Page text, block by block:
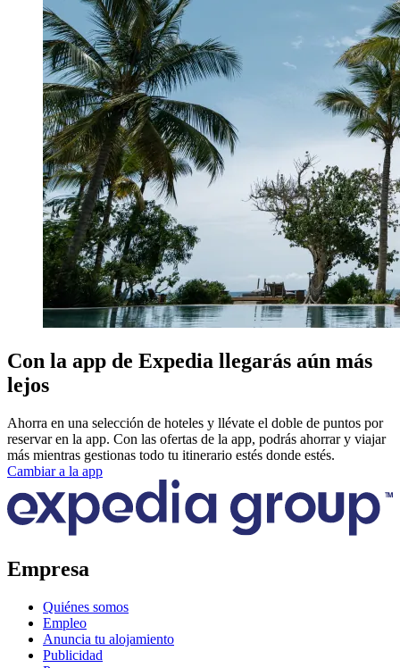
lejos
Ahorra en una selección de hoteles y llévate el doble de puntos por
reservar en la app. Con las ofertas de la app, podrás ahorrar y viajar
más mientras gestionas todo tu itinerario estés donde estés.
Cambiar a la app